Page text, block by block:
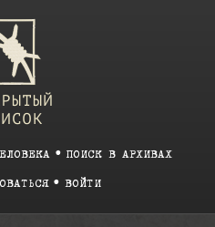
ПОИСК В АРХИВАХ
ВОЙТИ